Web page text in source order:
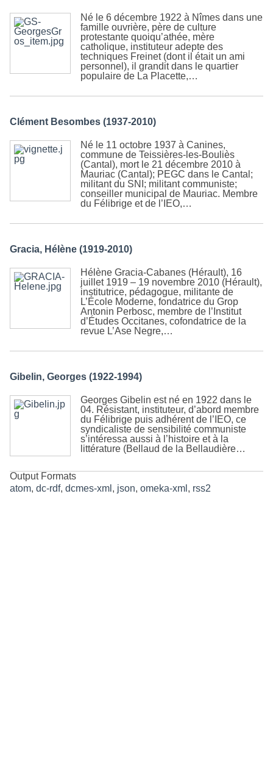
Né le 6 décembre 1922 à Nîmes dans une
famille ouvrière, père de culture
protestante quoiqu’athée, mère
catholique, instituteur adepte des
techniques Freinet (dont il était un ami
personnel), il grandit dans le quartier
populaire de La Placette,…
Clément Besombes (1937-2010)
Né le 11 octobre 1937 à Canines,
commune de Teissières-les-Bouliès
(Cantal), mort le 21 décembre 2010 à
Mauriac (Cantal); PEGC dans le Cantal;
militant du SNI; militant communiste;
conseiller municipal de Mauriac. Membre
du Félibrige et de l’IEO,…
Gracia, Hélène (1919-2010)
Hélène Gracia-Cabanes (Hérault), 16
juillet 1919 – 19 novembre 2010 (Hérault),
institutrice, pédagogue, militante de
L’École Moderne, fondatrice du Grop
Antonin Perbosc, membre de l’Institut
d’Études Occitanes, cofondatrice de la
revue L’Ase Negre,…
Gibelin, Georges (1922-1994)
Georges Gibelin est né en 1922 dans le
04. Résistant, instituteur, d’abord membre
du Félibrige puis adhérent de l’IEO, ce
syndicaliste de sensibilité communiste
s’intéressa aussi à l’histoire et à la
littérature (Bellaud de la Bellaudière…
Output Formats
atom, dc-rdf, dcmes-xml , json, omeka-xml , rss2